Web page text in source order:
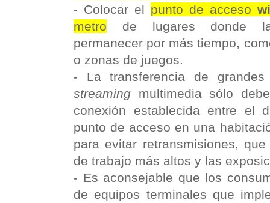
- Colocar el punto de acceso
metro de lugares donde
permanecer por más tiempo,
o zonas de juegos.
- La transferencia de
streaming multimedia sólo
conexión establecida entre el
punto de acceso en una
para evitar retransmisiones,
de trabajo más altos y las
- Es aconsejable que los
de equipos terminales que